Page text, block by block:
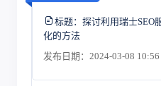
标题： 探讨利用瑞士SEO
化的方法
发布日期：2024-03-08 10:56